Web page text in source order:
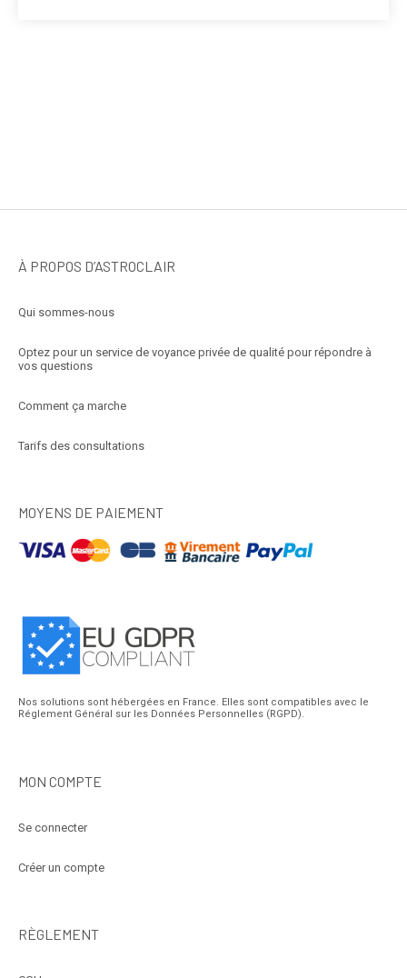
À PROPOS D’ASTROCLAIR
Qui sommes-nous
Optez pour un service de voyance privée de qualité pour répondre à
vos questions
Comment ça marche
Tarifs des consultations
MOYENS DE PAIEMENT
Nos solutions sont hébergées en France. Elles sont compatibles avec le
Réglement Général sur les Données Personnelles (RGPD).
MON COMPTE
Se connecter
Créer un compte
RÈGLEMENT